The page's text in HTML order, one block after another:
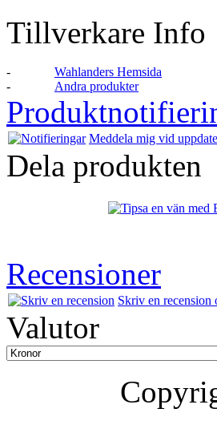
Tillverkare Info
-
Wahlanders Hemsida
-
Andra produkter
Meddela mig vid
Dela produkten
Recensioner
Skriv en recension
Valutor